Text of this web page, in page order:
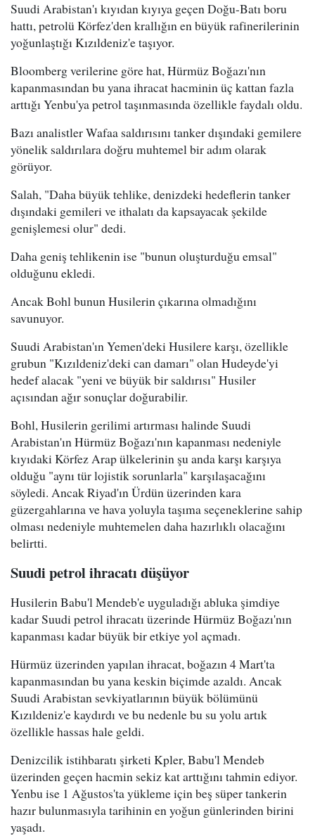
Suudi Arabistan'ı kıyıdan kıyıya geçen Doğu-Batı boru
hattı, petrolü Körfez'den krallığın en büyük rafinerilerinin
yoğunlaştığı Kızıldeniz'e taşıyor.
Bloomberg verilerine göre hat, Hürmüz Boğazı'nın
kapanmasından bu yana ihracat hacminin üç kattan fazla
arttığı Yenbu'ya petrol taşınmasında özellikle faydalı oldu.
Bazı analistler Wafaa saldırısını tanker dışındaki gemilere
yönelik saldırılara doğru muhtemel bir adım olarak
görüyor.
Salah, "Daha büyük tehlike, denizdeki hedeflerin tanker
dışındaki gemileri ve ithalatı da kapsayacak şekilde
genişlemesi olur" dedi.
Daha geniş tehlikenin ise "bunun oluşturduğu emsal"
olduğunu ekledi.
Ancak Bohl bunun Husilerin çıkarına olmadığını
savunuyor.
Suudi Arabistan'ın Yemen'deki Husilere karşı, özellikle
grubun "Kızıldeniz'deki can damarı" olan Hudeyde'yi
hedef alacak "yeni ve büyük bir saldırısı" Husiler
açısından ağır sonuçlar doğurabilir.
Bohl, Husilerin gerilimi artırması halinde Suudi
Arabistan'ın Hürmüz Boğazı'nın kapanması nedeniyle
kıyıdaki Körfez Arap ülkelerinin şu anda karşı karşıya
olduğu "aynı tür lojistik sorunlarla" karşılaşacağını
söyledi. Ancak Riyad'ın Ürdün üzerinden kara
güzergahlarına ve hava yoluyla taşıma seçeneklerine sahip
olması nedeniyle muhtemelen daha hazırlıklı olacağını
belirtti.
Suudi petrol ihracatı düşüyor
Husilerin Babu'l Mendeb'e uyguladığı abluka şimdiye
kadar Suudi petrol ihracatı üzerinde Hürmüz Boğazı'nın
kapanması kadar büyük bir etkiye yol açmadı.
Hürmüz üzerinden yapılan ihracat, boğazın 4 Mart'ta
kapanmasından bu yana keskin biçimde azaldı. Ancak
Suudi Arabistan sevkiyatlarının büyük bölümünü
Kızıldeniz'e kaydırdı ve bu nedenle bu su yolu artık
özellikle hassas hale geldi.
Denizcilik istihbaratı şirketi Kpler, Babu'l Mendeb
üzerinden geçen hacmin sekiz kat arttığını tahmin ediyor.
Yenbu ise 1 Ağustos'ta yükleme için beş süper tankerin
hazır bulunmasıyla tarihinin en yoğun günlerinden birini
yaşadı.